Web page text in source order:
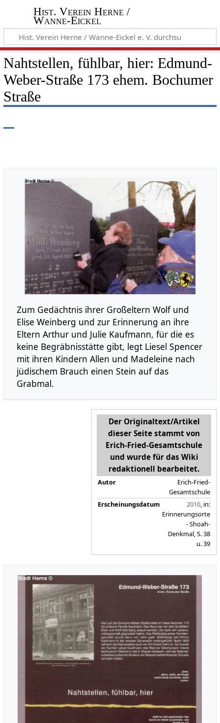
Hist. Verein Herne /
Wanne-Eickel
Nahtstellen, fühlbar, hier: Edmund-
Weber-Straße 173 ehem. Bochumer
Straße
Zum Gedächtnis ihrer Großeltern Wolf und
Elise Weinberg und zur Erinnerung an ihre
Eltern Arthur und Julie Kaufmann, für die es
keine Begräbnisstätte gibt, legt Liesel Spencer
mit ihren Kindern Allen und Madeleine nach
jüdischem Brauch einen Stein auf das
Grabmal.
Der Originaltext/Artikel
dieser Seite stammt von
Erich-Fried-Gesamtschule
und wurde für das Wiki
redaktionell bearbeitet.
Autor
Erich-Fried-
Gesamtschule
Erscheinungsdatum
2010, in:
Erinnerungsorte
- Shoah-
Denkmal, S. 38
u. 39